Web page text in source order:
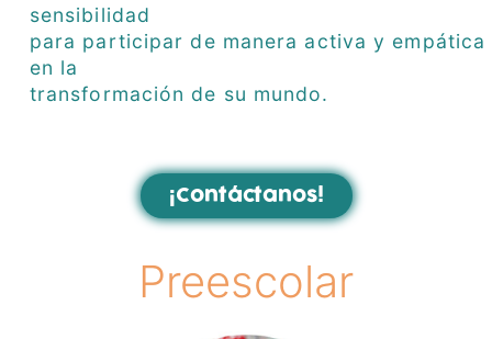
sensibilidad
para participar de manera activa y empática
en la
transformación de su mundo.
¡Contáctanos!
Preescolar